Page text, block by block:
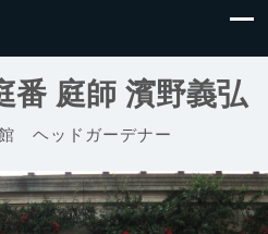
番 庭師 濱野義弘
ヘッドガーデナー